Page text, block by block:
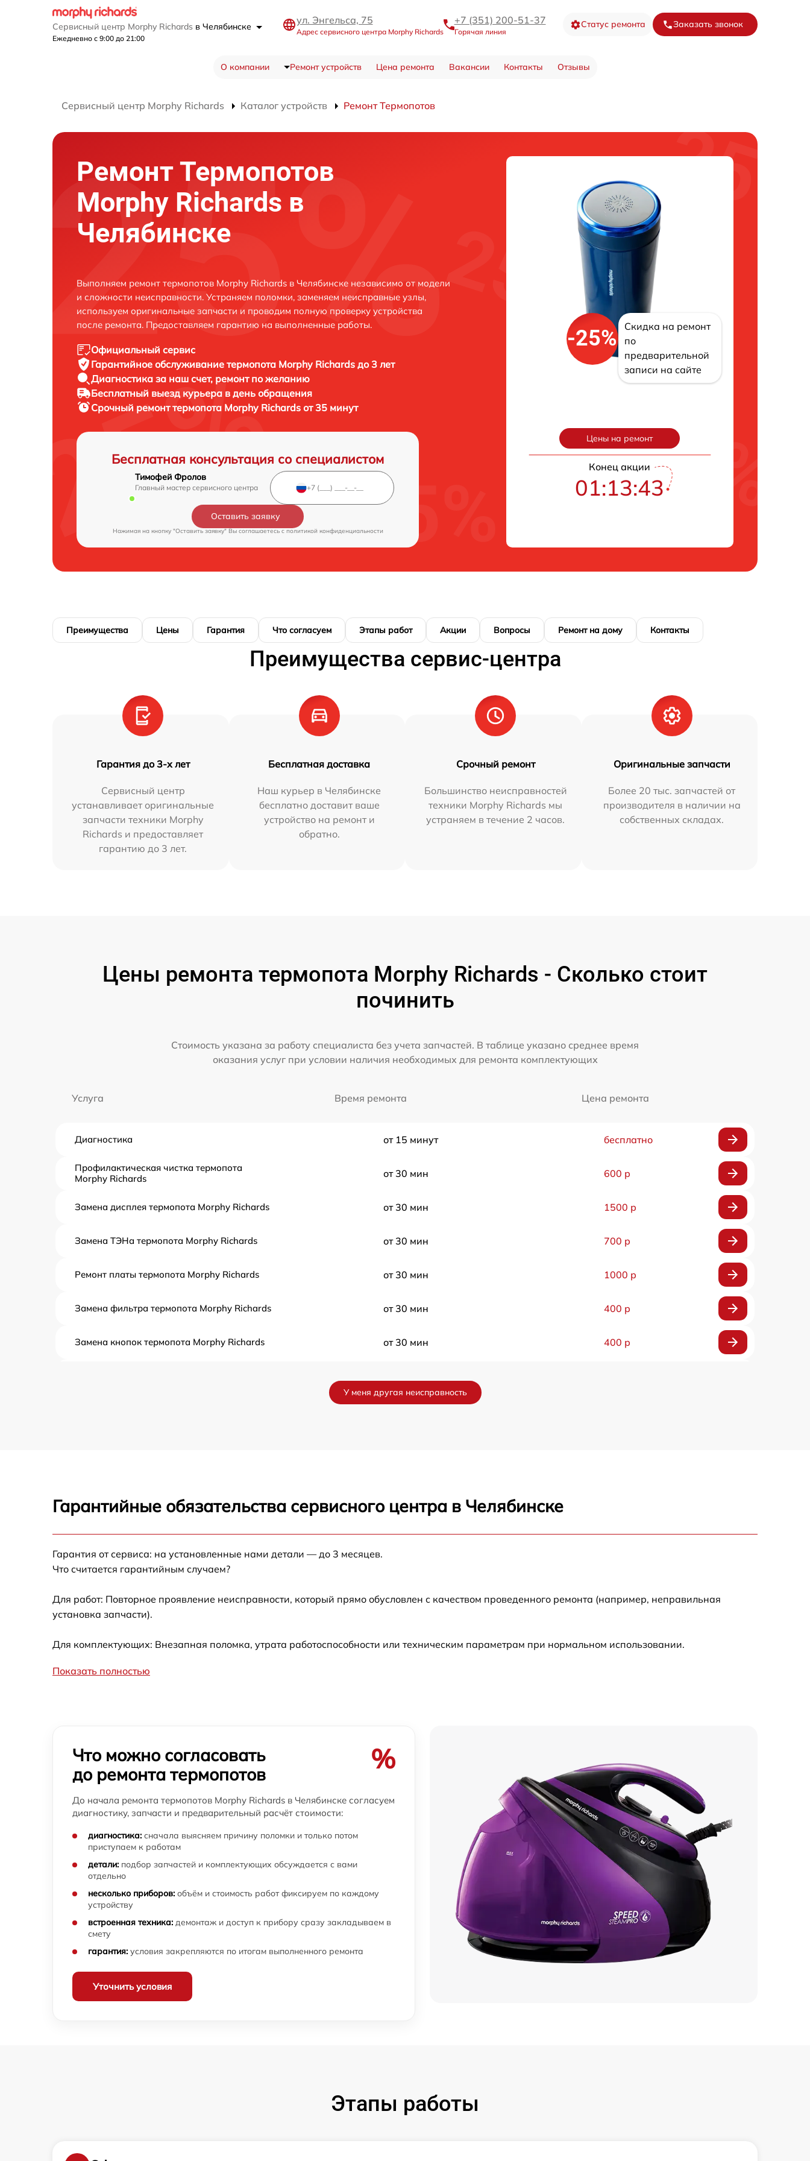
Сервисный центр Morphy Richards в Челябинске
Ежедневно с 9:00 до 21:00
ул. Энгельса, 75
Адрес сервисного центра Morphy Richards
+7 (351) 200-51-37
Горячая линия
Статус ремонта Заказать звонок
О компании Ремонт устройств Цена ремонта Вакансии Контакты Отзывы
Сервисный центр Morphy Richards Каталог устройств Ремонт Термопотов
Ремонт Термопотов
Morphy Richards в
Челябинске
Выполняем ремонт термопотов Morphy Richards в Челябинске независимо от модели
и сложности неисправности. Устраняем поломки, заменяем неисправные узлы,
используем оригинальные запчасти и проводим полную проверку устройства
после ремонта. Предоставляем гарантию на выполненные работы.
Официальный сервис
Гарантийное обслуживание термопота Morphy Richards до 3 лет
Диагностика за наш счет, ремонт по желанию
Бесплатный выезд курьера в день обращения
Срочный ремонттермопота Morphy Richards от 35 минут
Бесплатная консультация со специалистом
Тимофей Фролов
Главный мастер сервисного центра
Оставить заявку
Нажимая на кнопку "Оставить заявку" Вы соглашаетесь cполитикой конфиденциальности
-25%
Скидка на ремонт
по
предварительной
записи на сайте
Цены на ремонт
Конец акции
01:13:42
Преимущества Цены Гарантия Что согласуем Этапы работ Акции Вопросы Ремонт на дому Контакты
Преимущества сервис-центра
Гарантия до 3-х лет
Сервисный центр
устанавливает оригинальные
запчасти техники Morphy
Richards и предоставляет
гарантию до 3 лет.
Бесплатная доставка
Наш курьер в Челябинске
бесплатно доставит ваше
устройство на ремонт и
обратно.
Срочный ремонт
Большинство неисправностей
техники Morphy Richards мы
устраняем в течение 2 часов.
Оригинальные запчасти
Более 20 тыс. запчастей от
производителя в наличии на
собственных складах.
Цены ремонта термопота Morphy Richards - Сколько стоит
починить
Стоимость указана за работу специалиста без учета запчастей. В таблице указано среднее время
оказания услуг при условии наличия необходимых для ремонта комплектующих
Услуга Время ремонта Цена ремонта
Диагностика от 15 минут бесплатно
Профилактическая чистка термопота
Morphy Richards
от 30 мин 600 р
Замена дисплея термопота Morphy Richards от 30 мин 1500 р
Замена ТЭНа термопота Morphy Richards от 30 мин 700 р
Ремонт платы термопота Morphy Richards от 30 мин 1000 р
Замена фильтра термопота Morphy Richards от 30 мин 400 р
Замена кнопок термопота Morphy Richards от 30 мин 400 р
Комплексная чистка термопота Morphy
Richards
от 30 мин
Замена подсветки индикаторов термопота
Замена шнура термопота Morphy Richards
Замена датчика термопота Morphy Richards от 30 мин 230 р
Ремонт датчика температуры термопота
Morphy Richards
от 30 мин
Ремонт или замена помпы термопота Morphy
Richards
800 р
Глубокая чистка и декальцинация термопота
Morphy Richards
700 р
Ремонт термодатчика термопота Morphy
Richards
600 р
Ремонт платы управления термопота Morphy
Ремонт цепей питания термопота Morphy
Richards
700 р
Richards
Ремонт/замена термометра термопота
Morphy Richards
У меня другая неисправность
Гарантийные обязательства сервисного центра в Челябинске
Гарантия от сервиса: на установленные нами детали — до 3 месяцев.
Что считается гарантийным случаем?
Для работ: Повторное проявление неисправности, который прямо обусловлен с качеством проведенного ремонта (например, неправильная
установка запчасти).
Для комплектующих: Внезапная поломка, утрата работоспособности или техническим параметрам при нормальном использовании.
Показать полностью
Что можно согласовать
до ремонта термопотов
%
До начала ремонта термопотов Morphy Richards в Челябинске согласуем
диагностику, запчасти и предварительный расчёт стоимости:
диагностика: сначала выясняем причину поломки и только потом
приступаем к работам
детали: подбор запчастей и комплектующих обсуждается с вами
отдельно
несколько приборов: объём и стоимость работ фиксируем по каждому
устройству
встроенная техника: демонтаж и доступ к прибору сразу закладываем в
смету
гарантия: условия закрепляются по итогам выполненного ремонта
Уточнить условия
Этапы работы